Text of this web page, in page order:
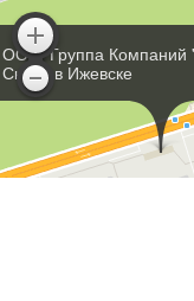
ООО 'Группа Компаний
Склад в Ижевске